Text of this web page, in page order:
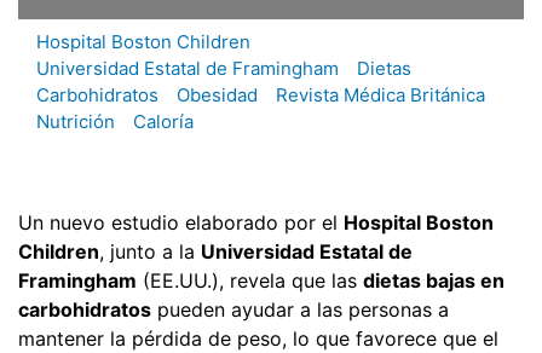
Hospital Boston Children
Universidad Estatal de Framingham
Dietas
Carbohidratos
Obesidad
Revista Médica Británica
Nutrición
Caloría
Un nuevo estudio elaborado por el Hospital Boston
Children, junto a la Universidad Estatal de
Framingham (EE.UU.), revela que las dietas bajas en
carbohidratos pueden ayudar a las personas a
mantener la pérdida de peso, lo que favorece que el